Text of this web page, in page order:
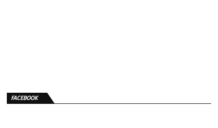
FACEBOOK